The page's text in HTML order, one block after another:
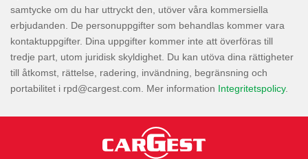
samtycke om du har uttryckt den, utöver våra kommersiella
erbjudanden. De personuppgifter som behandlas kommer vara
kontaktuppgifter. Dina uppgifter kommer inte att överföras till
tredje part, utom juridisk skyldighet. Du kan utöva dina rättigheter
till åtkomst, rättelse, radering, invändning, begränsning och
portabilitet i
. Mer information Integritetspolicy.